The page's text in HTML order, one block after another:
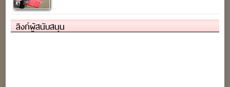
ลิงก์ผู้สนับสนุน